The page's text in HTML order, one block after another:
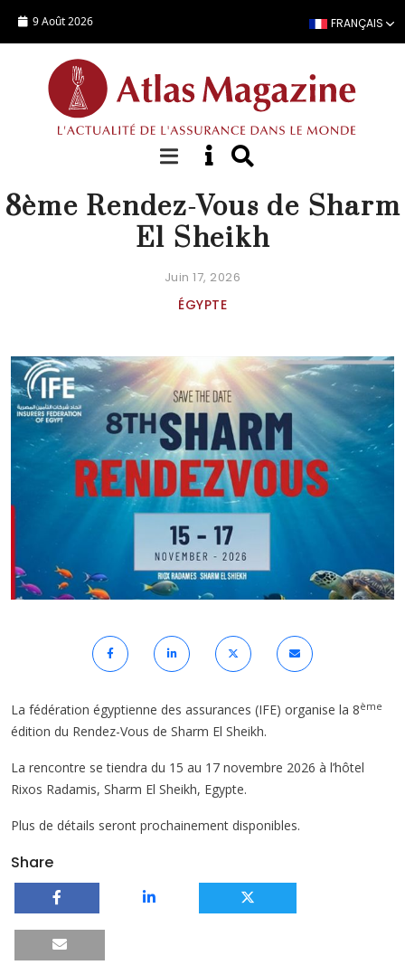
9 Août 2026 FRANÇAIS
AGENDA
8ème Rendez-Vous de Sharm
El Sheikh
Juin 17, 2026
ÉGYPTE
La fédération égyptienne des assurances (IFE) organise la 8ème
édition du Rendez-Vous de Sharm El Sheikh.
La rencontre se tiendra du 15 au 17 novembre 2026 à l’hôtel
Rixos Radamis, Sharm El Sheikh, Egypte.
Plus de détails seront prochainement disponibles.
Share